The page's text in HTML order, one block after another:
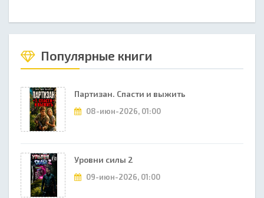
Популярные книги
Партизан. Спасти и выжить
08-июн-2026, 01:00
Уровни силы 2
09-июн-2026, 01:00